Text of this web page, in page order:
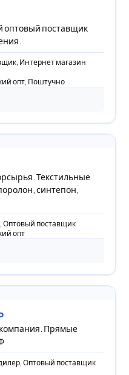
оптовый поставщик
Интернет магазин
опт, Поштучно
Текстильные
синтепон,
Оптовый поставщик
опт
компания. Прямые
Оптовый поставщик